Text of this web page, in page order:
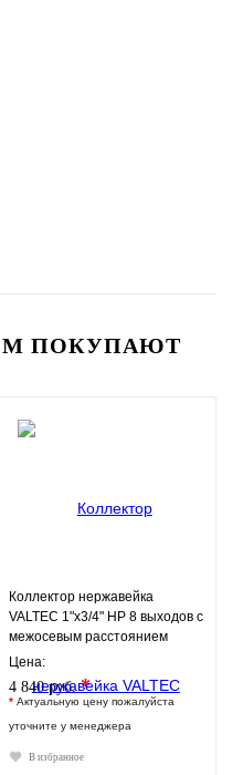
ПОКУПАЮТ
Коллектор нержавейка
VALTEC 1"х3/4" НР 8 выходов с
межосевым расстоянием
выходов 50мм
Цена:
4 840 руб.*
* Актуальную цену пожалуйста
уточните у менеджера
В избранное